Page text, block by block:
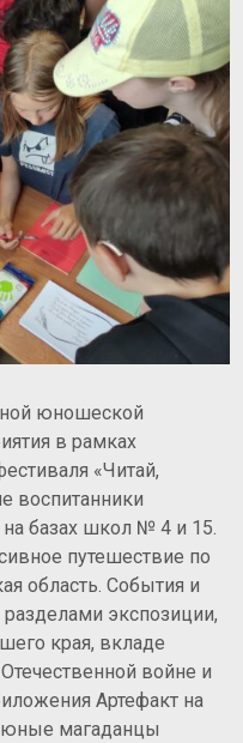
юношеской
в рамках
«Читай,
воспитанники
базах школ № 4 и 15.
путешествие по
область. События и
экспозиции,
края, вкладе
войне и
Артефакт на
юные магаданцы